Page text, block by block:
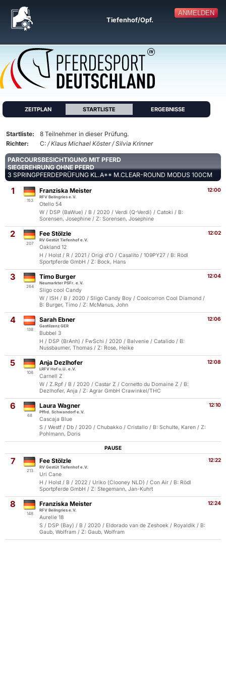
ANMELDEN
Tiefenhof/Opf.
ZEITPLAN STARTLISTE ERGEBNISSE
Startliste:
8 Teilnehmer in dieser Prüfung.
Richter:
C: / Klaus Michael Köster / Silvia Krinner
PARCOURSBESICHTIGUNG MIT PFERD
SIEGEREHRUNG OHNE PFERD
3 SPRINGPFERDEPRÜFUNG KL.A** M.CLEAR-ROUND MODUS 100CM
1
153
12:00
Franziska Meister
RFV Beilngries e.V.
Otello 54
W / DSP (BaWue) / B / 2020 / Verdi (Q-Verdi) / Catoki / B:
Sorensen, Josephine / Z: Sorensen, Josephine
2
207
12:02
Fee Stölzle
RV Gestüt Tiefenhof e.V.
Oakland 12
H / Holst / R / 2021 / Origi d'O / Casalito / 109PY27 / B: Rödl
Sportpferde GmbH / Z: Bock, Hans
3
264
12:04
Timo Burger
Neumarkter PSFr. e.V.
Sligo cool Candy
W / ISH / B / 2020 / Sligo Candy Boy / Coolcorron Cool Diamond /
B: Burger, Timo / Z: McManus, John
4
138
12:06
Sarah Ebner
Gastlizenz GER
Bubbel 3
H / DSP (BrAnh) / FwSchi / 2020 / Balvenie / Catalido / B:
Nussbaumer, Thomas / Z: Rose, Heike
5
108
12:08
Anja Dezlhofer
LRFV Hof u.U. e.V.
Carnell Z
W / Z.Rpf / B / 2020 / Castar Z / Cornetto du Domaine Z / B:
Dezlhofer, Anja / Z: Agrar GmbH Crawinkel/THC
6
68
12:10
Laura Wagner
Pffrd. Schwandorf e.V.
Cascaja Blue
S / Westf / Db / 2020 / Chubakko / Cristallo / B: Schulte, Karen / Z:
Pohlmann, Doris
PAUSE
7
213
12:22
Fee Stölzle
RV Gestüt Tiefenhof e.V.
Uri Cane
H / Holst / B / 2022 / Uriko (Clooney NLD) / Con Air / B: Rödl
Sportpferde GmbH / Z: Stegemann, Jan-Kuhrt
8
148
12:24
Franziska Meister
RFV Beilngries e.V.
Aurelie 18
S / DSP (Bay) / B / 2020 / Eldorado van de Zeshoek / Royaldik / B:
Gaub, Wolfram / Z: Gaub, Wolfram